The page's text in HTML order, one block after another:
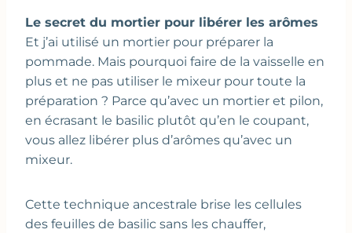
Le secret du mortier pour libérer les arômes
Et j’ai utilisé un mortier pour préparer la
pommade. Mais pourquoi faire de la vaisselle en
plus et ne pas utiliser le mixeur pour toute la
préparation ? Parce qu’avec un mortier et pilon,
en écrasant le basilic plutôt qu’en le coupant,
vous allez libérer plus d’arômes qu’avec un
mixeur.
Cette technique ancestrale brise les cellules
des feuilles de basilic sans les chauffer,